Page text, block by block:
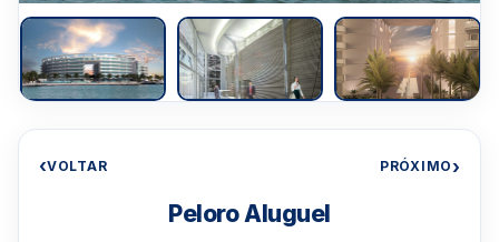
‹VOLTAR PRÓXIMO›
Peloro Aluguel